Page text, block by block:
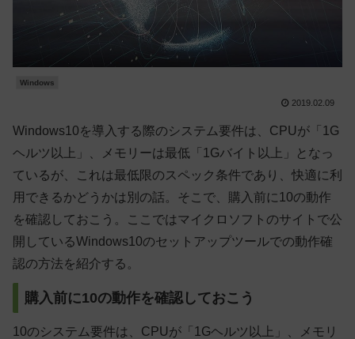
Windows
2019.02.09
Windows10を導入する際のシステム要件は、CPUが「1G
ヘルツ以上」、メモリーは最低「1Gバイト以上」となっ
ているが、これは最低限のスペック条件であり、快適に利
用できるかどうかは別の話。そこで、購入前に10の動作
を確認しておこう。ここではマイクロソフトのサイトで公
開しているWindows10のセットアップツールでの動作確
認の方法を紹介する。
購入前に10の動作を確認しておこう
10のシステム要件は、CPUが「1Gヘルツ以上」、メモリ